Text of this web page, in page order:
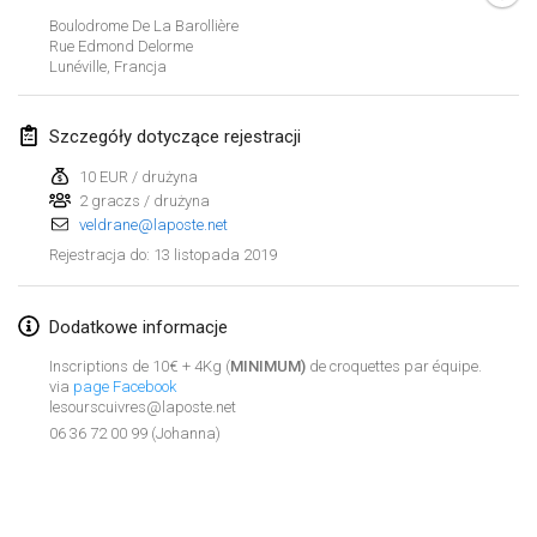
Boulodrome De La Barollière
Rue Edmond Delorme
Lunéville, Francja
Szczegóły dotyczące rejestracji
10 EUR / drużyna
2 graczs / drużyna
veldrane@laposte.net
Rejestracja do: 13 listopada 2019
Dodatkowe informacje
Inscriptions de 10€ + 4Kg (MINIMUM) de croquettes par équipe.
via page Facebook
lesourscuivres@laposte.net
06 36 72 00 99 (Johanna)
luty 2019
2 lut 2019| Finlandia
Lumi Mölkky
9 lut 2019|Finlandia
9 lut 2019|Francja
OTH
16 lut 2019|Finlandia